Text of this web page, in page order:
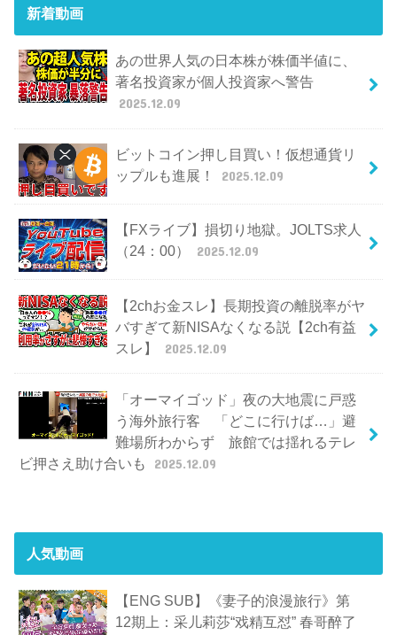
新着動画
あの世界人気の日本株が株価半値に、
著名投資家が個人投資家へ警告
2025.12.09
ビットコイン押し目買い！仮想通貨リ
ップルも進展！
2025.12.09
【FXライブ】損切り地獄。JOLTS求人
（24：00）
2025.12.09
【2chお金スレ】長期投資の離脱率がヤ
バすぎて新NISAなくなる説【2ch有益
スレ】
2025.12.09
「オーマイゴッド」夜の大地震に戸惑
う海外旅行客 「どこに行けば…」避
難場所わからず 旅館では揺れるテレ
ビ押さえ助け合いも
2025.12.09
人気動画
【ENG SUB】《妻子的浪漫旅行》第
12期上：采儿莉莎“戏精互怼” 春哥醉了